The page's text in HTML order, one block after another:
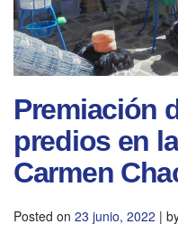
Premiación
predios en
Carmen
Posted on 23 junio, 2022 |